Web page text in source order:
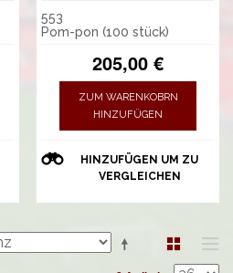
553
Pom-pon (100 stück)
205,00 €
ZUM WARENKOBRN
HINZUFÜGEN
HINZUFÜGEN UM ZU
VERGLEICHEN